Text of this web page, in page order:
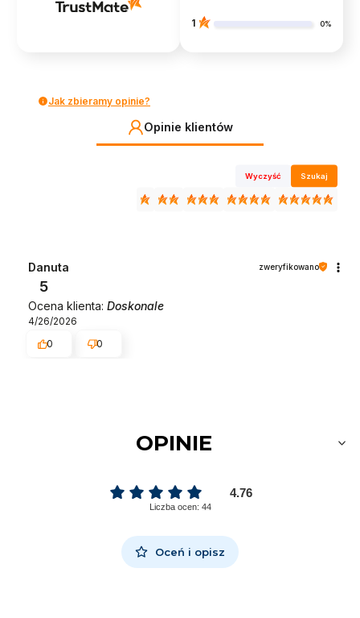
1 0%
Jak zbieramy opinie?
Opinie klientów
Wyczyść Szukaj
Danuta zweryfikowano
5
Ocena klienta: Doskonale
4/26/2026
0
0
OPINIE
4.76
Liczba ocen: 44
Oceń i opisz